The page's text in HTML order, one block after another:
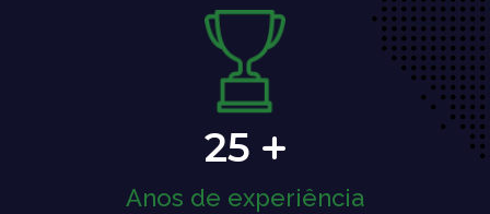
25
Anos de experiência